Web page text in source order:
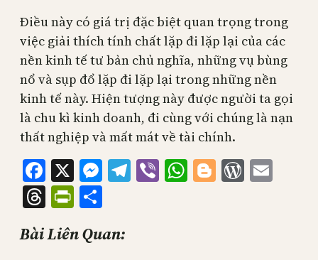
Điều này có giá trị đặc biệt quan trọng trong
việc giải thích tính chất lặp đi lặp lại của các
nền kinh tế tư bản chủ nghĩa, những vụ bùng
nổ và sụp đổ lặp đi lặp lại trong những nền
kinh tế này. Hiện tượng này được người ta gọi
là chu kì kinh doanh, đi cùng với chúng là nạn
thất nghiệp và mất mát về tài chính.
Facebook
X Messenger
Telegram
ViberWhatsApp
Blogger
ThreadsPrintFriendly
Bài Liên Quan: